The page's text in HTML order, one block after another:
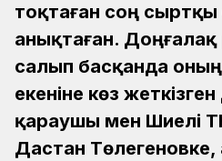
тоқтаған соң сыртқы
анықтаған. Доңғалақ
салып басқанда оның
екеніне көз
қараушы мен Шиелі
Дастан